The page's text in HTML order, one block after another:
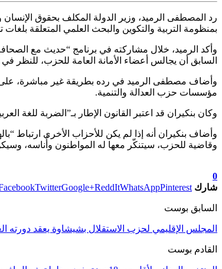
رد المصطفى الرميد، وزير الدولة المكلف بحقوق الإنسان
بمنظومة التربية والتكوين والبحث العلمي المتعلقة بلغات
وأكد الرميد، خلال مشاركته في برنامج “حديث مع
السابق أن يجالس أعضاء الأمانة العامة للحزب، للنظر
وأضاف مصطفى الرميد في رده بطريقة غير مباشرة، على
مؤسسات حزب العدالة والتنمية.
وكان بنكيران قد اعتبر القانون الإطار بـ”الضربة للغة
وأضاف بنكيران أنه إذا لم يكن للأحزاب الأخرى ارتباط
وقاضية للحزب، سيتنكّر معها له المواطنون وأُناسه،
0
شارك
TwitterGoogle+ReddItWhatsAppPinterest
السابق بوست
المجلس الإقليمي لحزب الاستقلال بشيشاوة يعقد دورته
القادم بوست